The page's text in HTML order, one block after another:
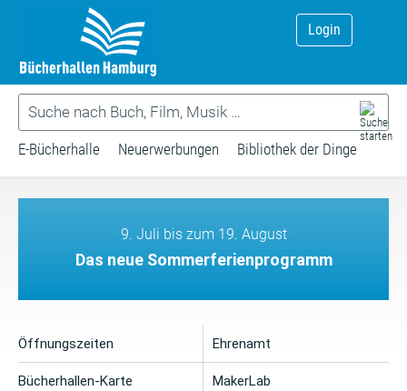
Login
E-Bücherhalle Neuerwerbungen Bibliothek der Dinge
9. Juli bis zum 19. August
Das neue Sommerferienprogramm
Öffnungszeiten
Bücherhallen-Karte
Ehrenamt
MakerLab